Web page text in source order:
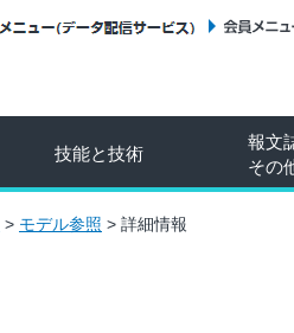
技能と技術
報文
その
> モデル参照 > 詳細情報